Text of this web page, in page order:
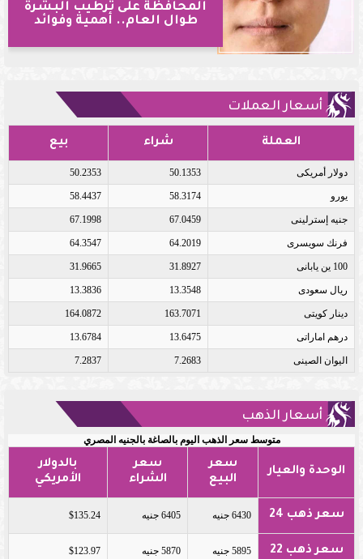
المحافظة على ترطيب البشرة
طوال العام.. أهمية وفوائد
أسعار العملات
العملة شراء بيع
دولار أمريكى 50.1353
50.2353
يورو 58.3174
58.4437
جنيه إسترلينى 67.0459
67.1998
فرنك سويسرى 64.2019
64.3547
100 ين يابانى 31.8927
31.9665
ريال سعودى 13.3548
13.3836
دينار كويتى 163.7071
164.0872
درهم اماراتى 13.6475
13.6784
اليوان الصينى 7.2683
7.2837
أسعار الذهب
متوسط سعر الذهب اليوم بالصاغة بالجنيه المصري
الوحدة والعيار
سعر
البيع
سعر
الشراء
بالدولار
الأمريكي
سعر ذهب 24 6430 جنيه 6405 جنيه $135.24
سعر ذهب 22 5895 جنيه 5870 جنيه $123.97